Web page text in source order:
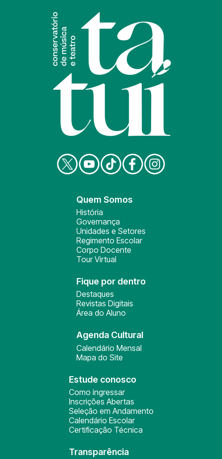
Quem Somos
História
Governança
Unidades e Setores
Regimento Escolar
Corpo Docente
Tour Virtual
Fique por dentro
Destaques
Revistas Digitais
Área do Aluno
Agenda Cultural
Calendário Mensal
Mapa do Site
Estude conosco
Como ingressar
Inscrições Abertas
Seleção em Andamento
Calendário Escolar
Certificação Técnica
Transparência